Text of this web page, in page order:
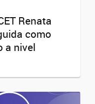
Renata
como
a nivel